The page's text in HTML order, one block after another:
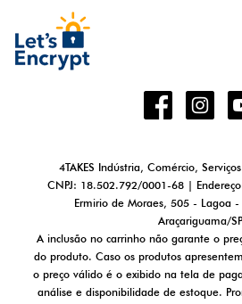
4TAKES Indústria, Comércio,
CNPJ: 18.502.792/0001-68 |
Ermirio de Moraes, 505 - Lagoa -
Araçariguama/SP
A inclusão no carrinho não garante o
do produto. Caso os produtos
o preço válido é o exibido na tela de
análise e disponibilidade de estoque.